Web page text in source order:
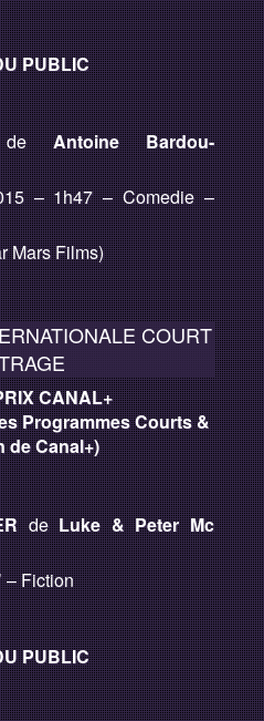
PUBLIC
Antoine Bardou-
– 1h47 – Comedie –
Mars Films)
COURT
CANAL+
Programmes Courts &
de Canal+)
deLuke & Peter Mc
– Fiction
PUBLIC